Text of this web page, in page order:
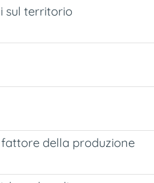
sul territorio
della produzione